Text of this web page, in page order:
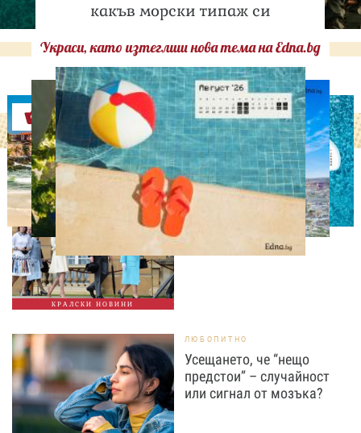
какъв морски типаж си
Украси, като изтеглиш нова тема на Edna.bg
Оферти
КРАЛСКИ НОВИНИ
СВОБОДНО ВРЕМЕ
Ново бебе в кралското
семейство
ЛЮБОПИТНО
Усещането, че “нещо
предстои” – случайност
или сигнал от мозъка?